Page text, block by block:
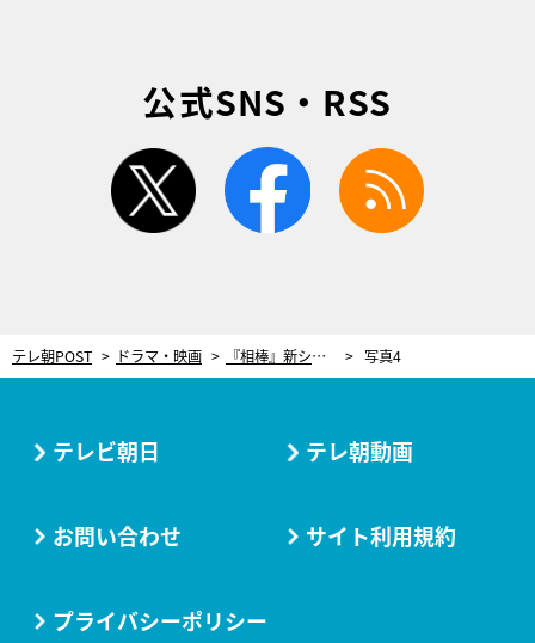
公式SNS・RSS
twitter facebook
テレ朝POST ドラマ・映画 『相棒』新シーズン本日開幕！豪華ゲスト集結＆杉下右京が“いまだかつて見たこともない姿”で登場 写真4
テレビ朝日 テレ朝動画
お問い合わせ サイト利用規約
プライバシーポリシー